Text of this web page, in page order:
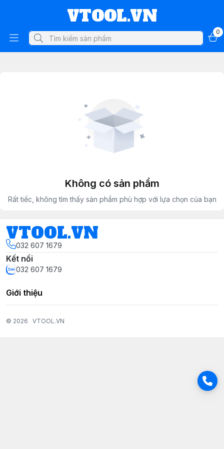
VTOOL.VN
0
Không có sản phẩm
Rất tiếc, không tìm thấy sản phẩm phù hợp với lựa chọn của bạn
VTOOL.VN
032 607 1679
Kết nối
032 607 1679
Giới thiệu
© 2026 VTOOL.VN